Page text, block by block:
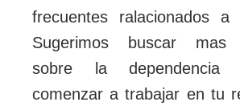
frecuentes ralacionados a
Sugerimos buscar mas
sobre la dependencia
comenzar a trabajar en tu